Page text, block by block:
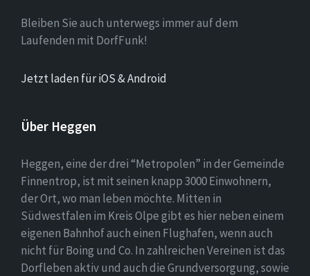
Bleiben Sie auch unterwegs immer auf dem
Laufenden mit DorfFunk!
Jetzt laden für iOS & Android
Über Heggen
Heggen, eine der drei “Metropolen” in der Gemeinde
Finnentrop, ist mit seinen knapp 3000 Einwohnern,
der Ort, wo man leben möchte. Mitten in
Südwestfalen im Kreis Olpe gibt es hier neben einem
eigenen Bahnhof auch einen Flughafen, wenn auch
nicht für Boing und Co. In zahlreichen Vereinen ist das
Dorfleben aktiv und auch die Grundversorgung, sowie